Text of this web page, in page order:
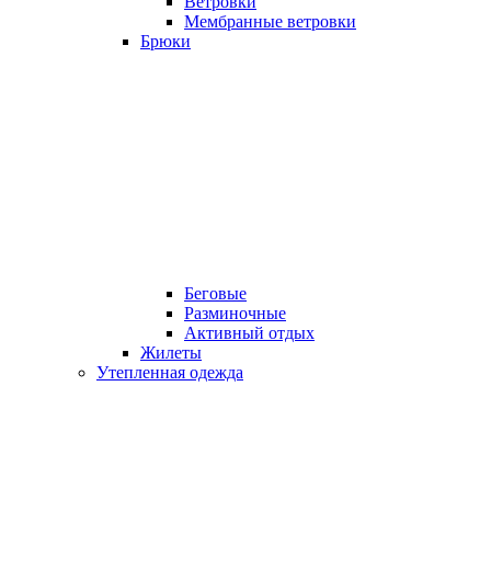
Мембранные ветровки
Брюки
Беговые
Разминочные
Активный отдых
Жилеты
Утепленная одежда